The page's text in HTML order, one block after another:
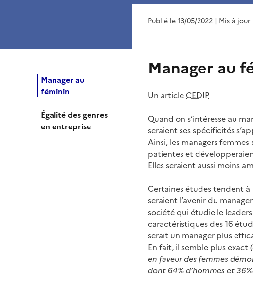
Manager au
féminin
Égalité des genres
en entreprise
Publié le 13/05/2022 | Mis à jour
Manager au
Un article CEDIP
Quand on s’intéresse au
seraient ses spécificités
Ainsi, les managers
patientes et
Elles seraient aussi moins
Certaines études tendent à
seraient l’avenir du
société qui étudie le
caractéristiques des 16
serait un manager plus
En fait, il semble plus
en faveur des femmes
dont 64% d’hommes et